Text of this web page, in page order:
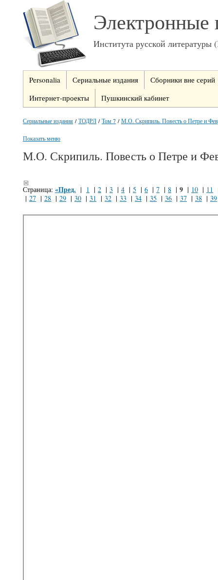
Электронные
Института русской
Personalia Сериальные издания
Сборники вне серий
Интернет-проекты
Пушкинский кабинет
Сериальные издания /ТОДРЛ /Том 7 /М.О. Скрипиль. Повесть о Петре и
Показать меню
М.О. Скрипиль. Повесть о Петре и
Страница: «Пред. | 1 | 2 | 3 | 4 | 5 | 6 | 7 | 8 | 9 | 10 | 11
| 27 | 28 | 29 | 30 | 31 | 32 | 33 | 34 | 35 | 36 | 37 | 38 | 39